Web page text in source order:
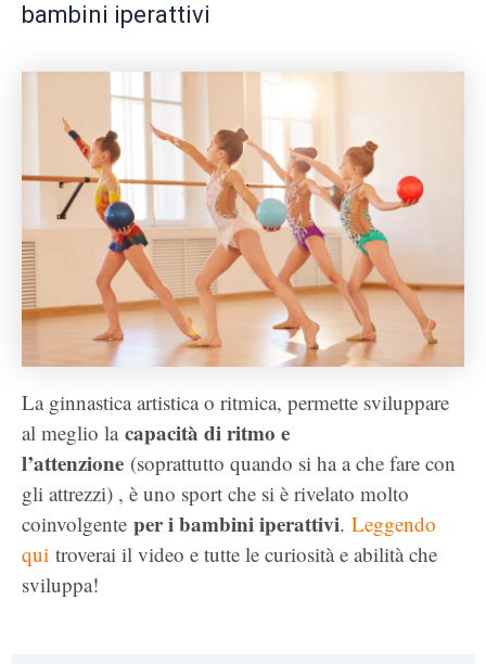
bambini iperattivi
La ginnastica artistica o ritmica, permette sviluppare
al meglio la capacità di ritmo e
l’attenzione (soprattutto quando si ha a che fare con
gli attrezzi) , è uno sport che si è rivelato molto
coinvolgente per i bambini iperattivi. Leggendo
qui troverai il video e tutte le curiosità e abilità che
sviluppa!